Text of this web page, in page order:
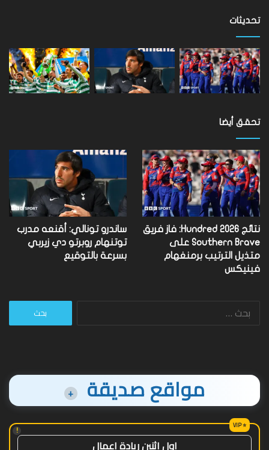
مستوى
العالم
تحديثات
تحقق أيضا
نتائج Hundred 2026: فاز فريق
Southern Brave على
متذيل الترتيب برمنغهام
فينيكس
ساندرو تونالي: أقنعه مدرب
توتنهام روبرتو دي زيربي
بسرعة بالتوقيع
البحث
مواقع صديقة +
!
اول اثنين ريادة اعمال